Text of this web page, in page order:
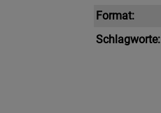
Format:
Schlagworte: